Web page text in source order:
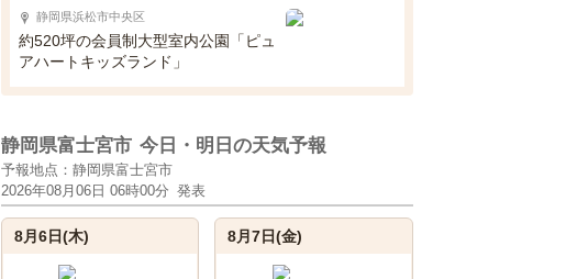
静岡県浜松市中央区
約520坪の会員制大型室内公園「ピュ
アハートキッズランド」
静岡県富士宮市 今日・明日の天気予報
予報地点：静岡県富士宮市
2026年08月06日 06時00分 発表
8月6日(木) 8月7日(金)